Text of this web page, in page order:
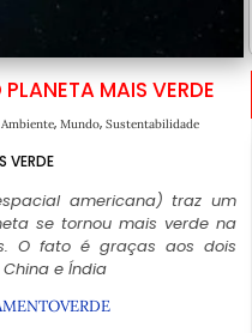
MAIS VERDE
, Mundo, Sustentabilidade
VERDE
americana) traz um
se tornou mais verde na
O fato é graças aos dois
e Índia